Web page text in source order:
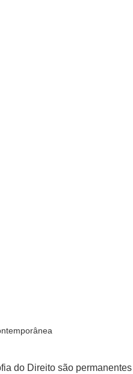
do Direito são permanentes